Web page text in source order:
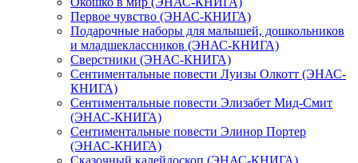
Первое чувство (ЭНАС-КНИГА)
Подарочные наборы для малышей, дошкольников
и младшеклассников (ЭНАС-КНИГА)
Сверстники (ЭНАС-КНИГА)
Сентиментальные повести Луизы Олкотт (ЭНАС-
КНИГА)
Сентиментальные повести Элизабет Мид-Смит
(ЭНАС-КНИГА)
Сентиментальные повести Элинор Портер
(ЭНАС-КНИГА)
Сказочный калейдоскоп (ЭНАС-КНИГА)